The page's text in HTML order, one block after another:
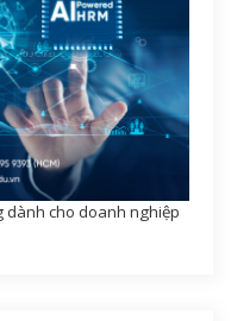
dành cho doanh nghiệp